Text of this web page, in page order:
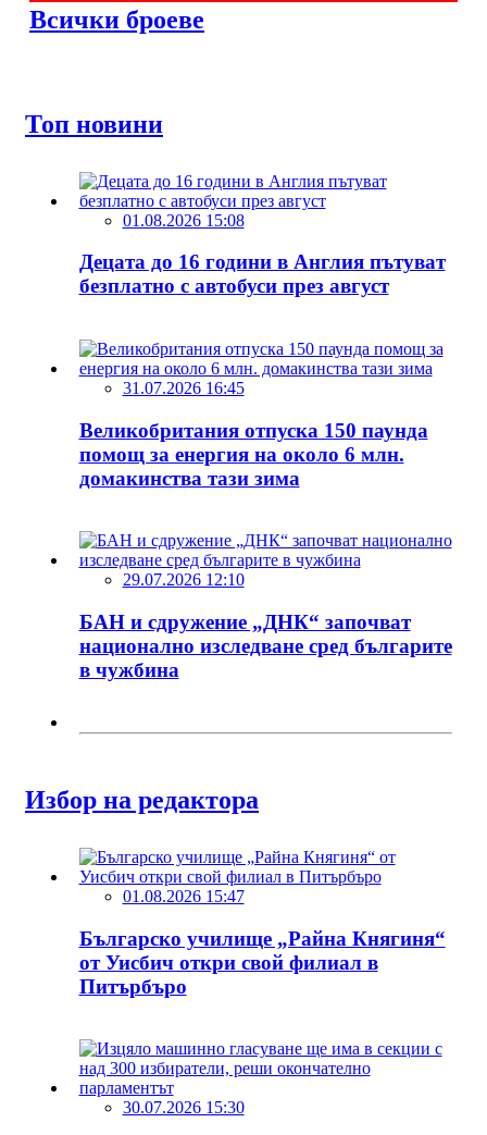
Всички броеве
Топ новини
01.08.2026 15:08
Децата до 16 години в Англия пътуват
безплатно с автобуси през август
31.07.2026 16:45
Великобритания отпуска 150 паунда
помощ за енергия на около 6 млн.
домакинства тази зима
29.07.2026 12:10
БАН и сдружение „ДНК“ започват
национално изследване сред българите
в чужбина
Избор на редактора
01.08.2026 15:47
Българско училище „Райна Княгиня“
от Уисбич откри свой филиал в
Питърбъро
30.07.2026 15:30